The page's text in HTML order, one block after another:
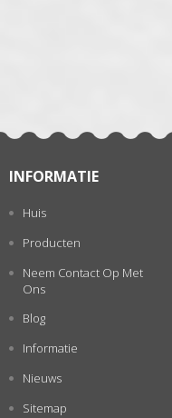
INFORMATIE
Huis
Producten
Neem Contact Op Met
Ons
Blog
Informatie
Nieuws
Sitemap